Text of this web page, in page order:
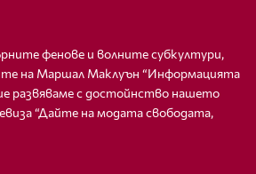
фенове и волните субкултури,
на Маршал Маклуън “Информацията
развяваме с достойнство нашето
“Дайте на модата свободата,